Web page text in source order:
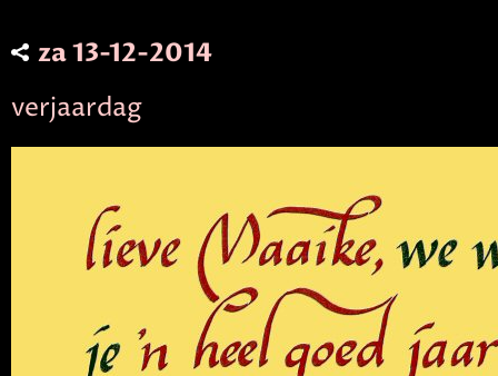
za 13-12-2014
verjaardag